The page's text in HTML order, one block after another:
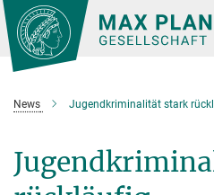
Hauptinhalt
News Jugendkriminalität stark